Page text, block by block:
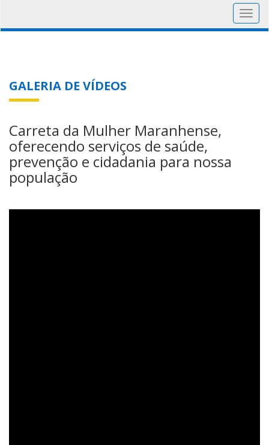
GALERIA DE VÍDEOS
Carreta da Mulher Maranhense,
oferecendo serviços de saúde,
prevenção e cidadania para nossa
população